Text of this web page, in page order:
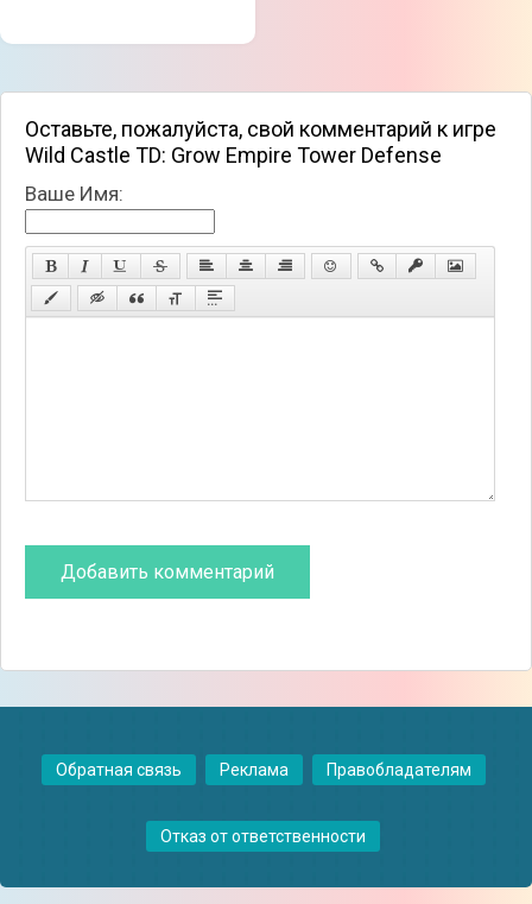
Оставьте, пожалуйста, свой комментарий к игре
Wild Castle TD: Grow Empire Tower Defense
Ваше Имя:
Обратная связь Реклама Правобладателям
Отказ от ответственности